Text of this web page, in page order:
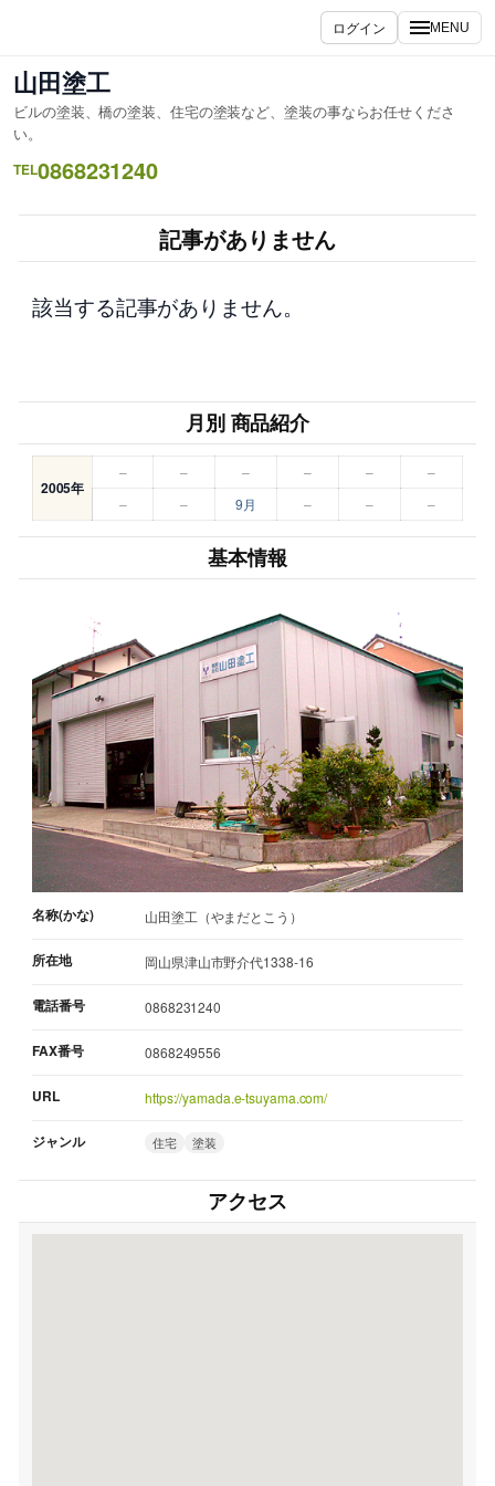
ス
キ
ッ
プ
ログイン MENU
山田塗工
ビルの塗装、橋の塗装、住宅の塗装など、塗装の事ならお任せくださ
い。
TEL0868231240
記事がありません
該当する記事がありません。
月別 商品紹介
2005年
– – – – –
–
–
– 9月 – – –
基本情報
名称(かな) 山田塗工（やまだとこう）
所在地 岡山県津山市野介代1338-16
電話番号 0868231240
FAX番号 0868249556
URL https://yamada.e-tsuyama.com/
ジャンル 住宅 塗装
アクセス